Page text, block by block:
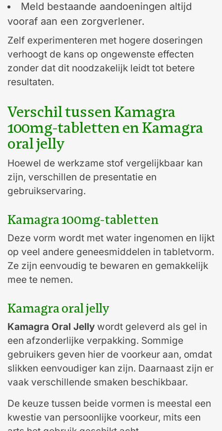
Meld bestaande aandoeningen altijd
vooraf aan een zorgverlener.
Zelf experimenteren met hogere doseringen
verhoogt de kans op ongewenste effecten
zonder dat dit noodzakelijk leidt tot betere
resultaten.
Verschil tussen Kamagra
100mg-tabletten en Kamagra
oral jelly
Hoewel de werkzame stof vergelijkbaar kan
zijn, verschillen de presentatie en
gebruikservaring.
Kamagra 100mg-tabletten
Deze vorm wordt met water ingenomen en lijkt
op veel andere geneesmiddelen in tabletvorm.
Ze zijn eenvoudig te bewaren en gemakkelijk
mee te nemen.
Kamagra oral jelly
Kamagra Oral Jelly wordt geleverd als gel in
een afzonderlijke verpakking. Sommige
gebruikers geven hier de voorkeur aan, omdat
slikken eenvoudiger kan zijn. Daarnaast zijn er
vaak verschillende smaken beschikbaar.
De keuze tussen beide vormen is meestal een
kwestie van persoonlijke voorkeur, mits een